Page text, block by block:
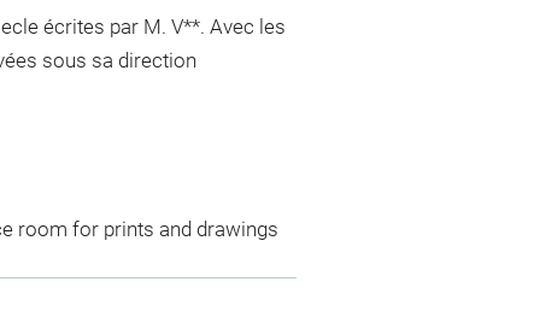
écrites par M. V**. Avec les
sous sa direction
room for prints and drawings